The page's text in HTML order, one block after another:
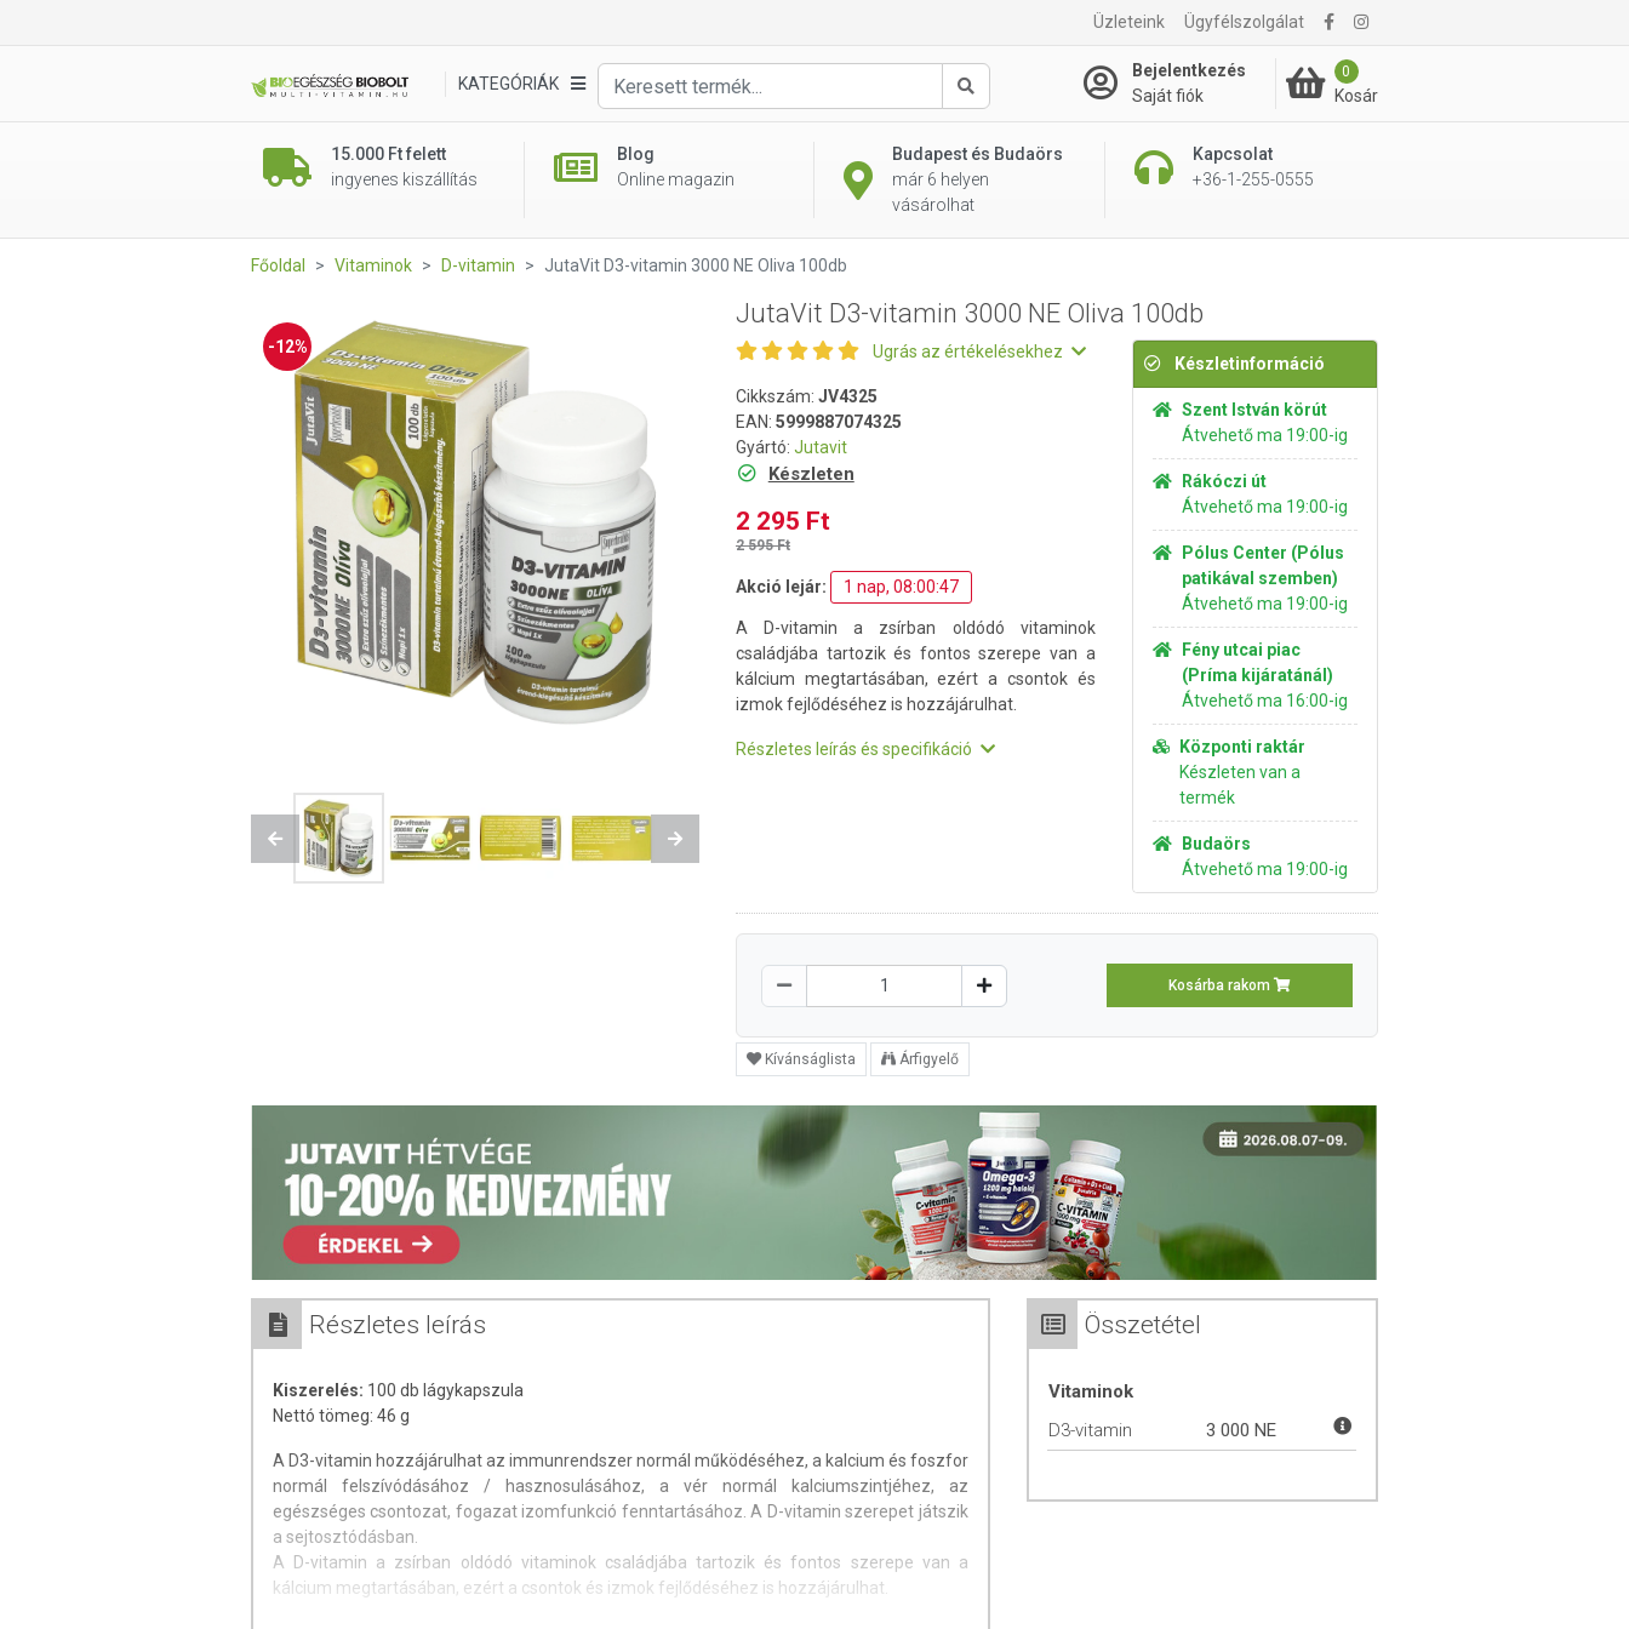
Üzleteink Ügyfélszolgálat
KATEGÓRIÁK
Keresés
Bejelentkezés
Saját fiók
0
Kosár
15.000 Ft felett
ingyenes kiszállítás
Blog
Online magazin
Budapest és Budaörs
már 6 helyen
vásárolhat
Kapcsolat
+36-1-255-0555
2 295 Ft Kosárba rakom
Főoldal Vitaminok D-vitamin JutaVit D3-vitamin 3000 NE Oliva 100db
-12%
Previous Next
JutaVit D3-vitamin 3000 NE Oliva 100db
Ugrás az értékelésekhez
Cikkszám: JV4325
EAN: 5999887074325
Gyártó: Jutavit
Készleten
2 295 Ft
2 595 Ft
Akció lejár: 1 nap, 08:00:46
A D-vitamin a zsírban oldódó vitaminok
családjába tartozik és fontos szerepe van a
kálcium megtartásában, ezért a csontok és
izmok fejlődéséhez is hozzájárulhat.
Részletes leírás és specifikáció
Készletinformáció
Szent István körút
Átvehető ma 19:00-ig
Rákóczi út
Átvehető ma 19:00-ig
Pólus Center (Pólus
patikával szemben)
Átvehető ma 19:00-ig
Fény utcai piac
(Príma kijáratánál)
Átvehető ma 16:00-ig
Központi raktár
Készleten van a
termék
Budaörs
Átvehető ma 19:00-ig
Kosárba rakom
Kívánságlista Árfigyelő
Részletes leírás
Kiszerelés: 100 db lágykapszula
Nettó tömeg: 46 g
A D3-vitamin hozzájárulhat az immunrendszer normál működéséhez, a kalcium és foszfor
normál felszívódásához / hasznosulásához, a vér normál kalciumszintjéhez, az
egészséges csontozat, fogazat izomfunkció fenntartásához. A D-vitamin szerepet játszik
a sejtosztódásban.
A D-vitamin a zsírban oldódó vitaminok családjába tartozik és fontos szerepe van a
kálcium megtartásában, ezért a csontok és izmok fejlődéséhez is hozzájárulhat.
Összetétel
Vitaminok
D3-vitamin
3 000 NE